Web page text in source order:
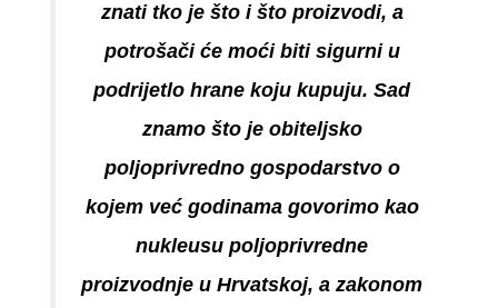
znati tko je što i što proizvodi, a
potrošači će moći biti sigurni u
podrijetlo hrane koju kupuju. Sad
znamo što je obiteljsko
poljoprivredno gospodarstvo o
kojem već godinama govorimo kao
nukleusu poljoprivredne
proizvodnje u Hrvatskoj, a zakonom